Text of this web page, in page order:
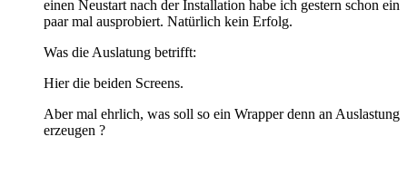
einen Neustart nach der Installation habe ich gestern schon ein
paar mal ausprobiert. Natürlich kein Erfolg.
Was die Auslatung betrifft:
Hier die beiden Screens.
Aber mal ehrlich, was soll so ein Wrapper denn an Auslastung
erzeugen ?